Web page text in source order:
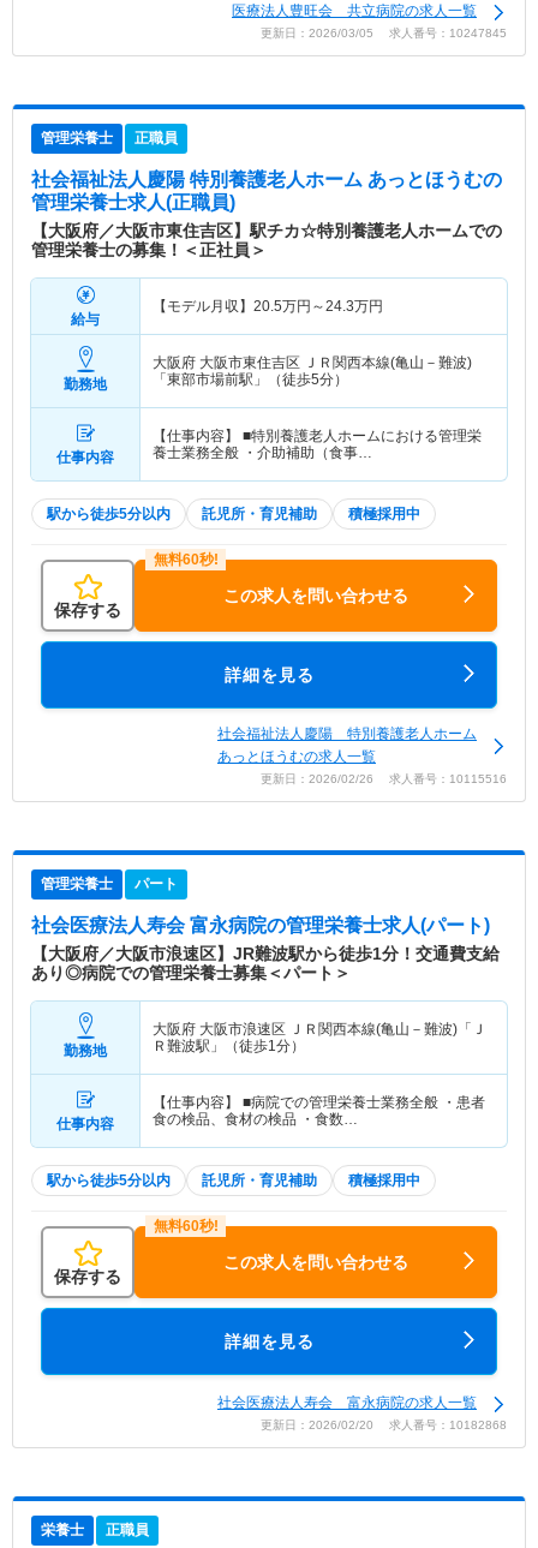
医療法人豊旺会 共立病院の求人一覧
更新日：2026/03/05 求人番号：10247845
管理栄養士 正職員
社会福祉法人慶陽 特別養護老人ホーム あっとほうむの
管理栄養士求人(正職員)
【大阪府／大阪市東住吉区】駅チカ☆特別養護老人ホームでの
管理栄養士の募集！＜正社員＞
給与
【モデル月収】 20.5万円～24.3万円
勤務地
大阪府 大阪市東住吉区 ＪＲ関西本線(亀山－難波)
「東部市場前駅」（徒歩5分）
仕事内容
【仕事内容】 ■特別養護老人ホームにおける管理栄
養士業務全般 ・介助補助（食事…
駅から徒歩5分以内 託児所・育児補助 積極採用中
保存する
この求人を問い合わせる
詳細を見る
社会福祉法人慶陽 特別養護老人ホーム
あっとほうむの求人一覧
更新日：2026/02/26 求人番号：10115516
管理栄養士 パート
社会医療法人寿会 富永病院の管理栄養士求人(パート)
【大阪府／大阪市浪速区】JR難波駅から徒歩1分！交通費支給
あり◎病院での管理栄養士募集＜パート＞
勤務地
大阪府 大阪市浪速区 ＪＲ関西本線(亀山－難波)「Ｊ
Ｒ難波駅」（徒歩1分）
仕事内容
【仕事内容】 ■病院での管理栄養士業務全般 ・患者
食の検品、食材の検品 ・食数…
駅から徒歩5分以内 託児所・育児補助 積極採用中
保存する
この求人を問い合わせる
詳細を見る
社会医療法人寿会 富永病院の求人一覧
更新日：2026/02/20 求人番号：10182868
栄養士 正職員